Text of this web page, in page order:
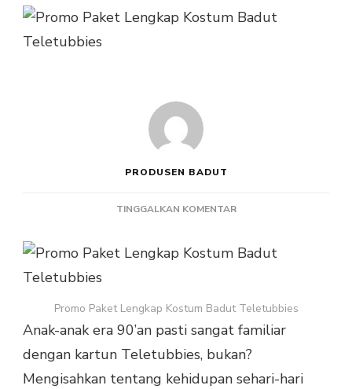
PRODUSEN BADUT
TINGGALKAN KOMENTARPADA
LENGKAP
TELETUBBIES
Promo Paket Lengkap Kostum Badut Teletubbies
Anak-anak era 90’an pasti sangat familiar
dengan kartun Teletubbies, bukan?
Mengisahkan tentang kehidupan sehari-hari